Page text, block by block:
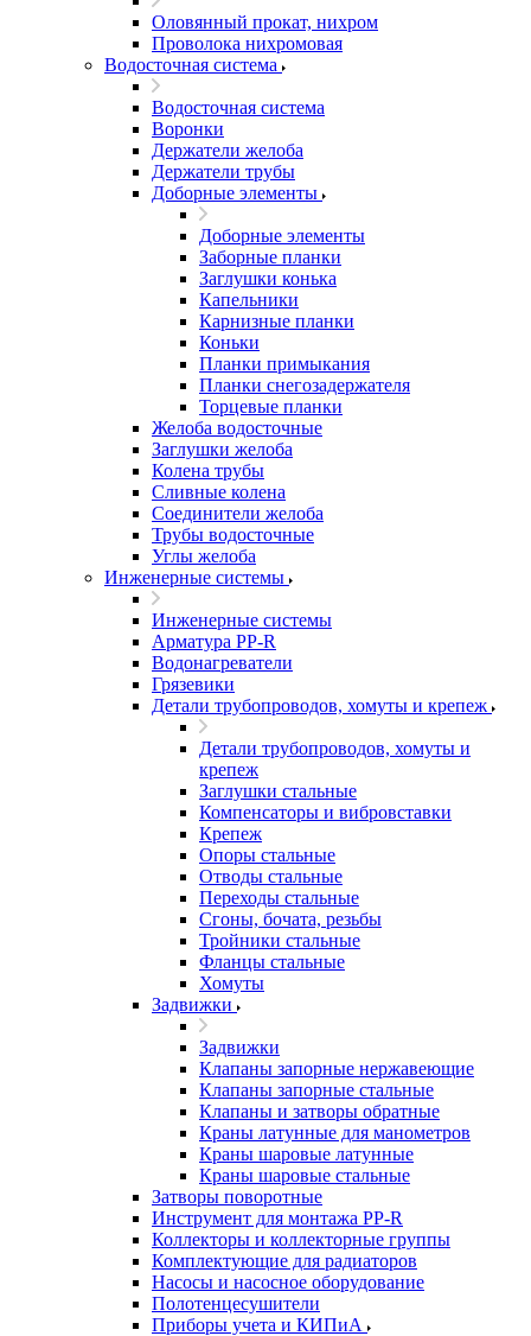
Оловянный прокат, нихром
Проволока нихромовая
Водосточная система
Водосточная система
Воронки
Держатели желоба
Держатели трубы
Доборные элементы
Доборные элементы
Заборные планки
Заглушки конька
Капельники
Карнизные планки
Коньки
Планки примыкания
Планки снегозадержателя
Торцевые планки
Желоба водосточные
Заглушки желоба
Колена трубы
Сливные колена
Соединители желоба
Трубы водосточные
Углы желоба
Инженерные системы
Инженерные системы
Арматура PP-R
Водонагреватели
Грязевики
Детали трубопроводов, хомуты и крепеж
Детали трубопроводов, хомуты и
крепеж
Заглушки стальные
Компенсаторы и вибровставки
Крепеж
Опоры стальные
Отводы стальные
Переходы стальные
Сгоны, бочата, резьбы
Тройники стальные
Фланцы стальные
Хомуты
Задвижки
Задвижки
Клапаны запорные нержавеющие
Клапаны запорные стальные
Клапаны и затворы обратные
Краны латунные для манометров
Краны шаровые латунные
Краны шаровые стальные
Затворы поворотные
Инструмент для монтажа PP-R
Коллекторы и коллекторные группы
Комплектующие для радиаторов
Насосы и насосное оборудование
Полотенцесушители
Приборы учета и КИПиА